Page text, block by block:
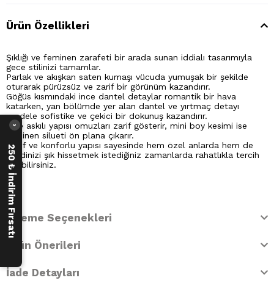
Ürün Özellikleri
Şıklığı ve feminen zarafeti bir arada sunan iddialı tasarımıyla
gece stilinizi tamamlar.
Parlak ve akışkan saten kumaşı vücuda yumuşak bir şekilde
oturarak pürüzsüz ve zarif bir görünüm kazandırır.
Göğüs kısmındaki ince dantel detaylar romantik bir hava
katarken, yan bölümde yer alan dantel ve yırtmaç detayı
modele sofistike ve çekici bir dokunuş kazandırır.
İnce askılı yapısı omuzları zarif gösterir, mini boy kesimi ise
feminen silueti ön plana çıkarır.
Hafif ve konforlu yapısı sayesinde hem özel anlarda hem de
kendinizi şık hissetmek istediğiniz zamanlarda rahatlıkla tercih
edebilirsiniz.
Ödeme Seçenekleri
Ürün Önerileri
İade Detayları
250 ₺ İndirim Fırsatı
›